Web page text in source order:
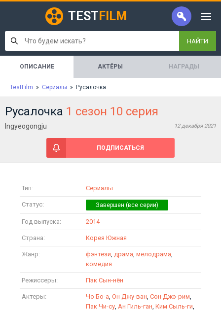
TEST FILM
НАЙТИ
ОПИСАНИЕ АКТЁРЫ НАГРАДЫ
TestFilm » Сериалы » Русалочка
Русалочка 1 сезон 10 серия
Ingyeogongju 12 декабря 2021
ПОДПИСАТЬСЯ
Тип: Сериалы
Статус:
Год выпуска: 2014
Страна: Корея Южная
Жанр: фэнтези, драма, мелодрама,
комедия
Режиссеры: Пэк Сын-нён
Актеры: Чо Бо-а, Он Джу-ван, Сон Джэ-рим,
Пак Чи-су, Ан Гиль-ган, Ким Сыль-ги,